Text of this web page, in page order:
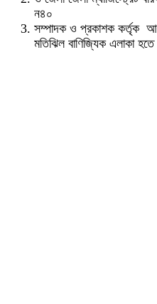
ন৪০
সম্পাদক ও প্রকাশক কর্তৃক আর
মতিঝিল বাণিজ্যিক এলাকা